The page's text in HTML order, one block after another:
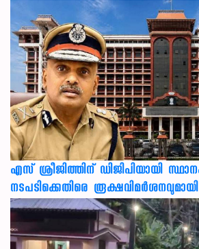
എസ് ശ്രീജിത്തിന് ഡിജിപിയായി
നടപടിക്കെതിരെ